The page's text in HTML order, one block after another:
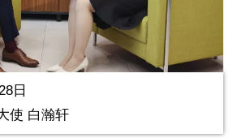
Mute
Picture-
in-
Picture
日
使 白瀚轩